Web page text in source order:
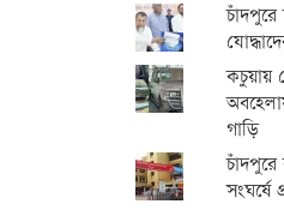
কচুয়ায়
গাড়ি